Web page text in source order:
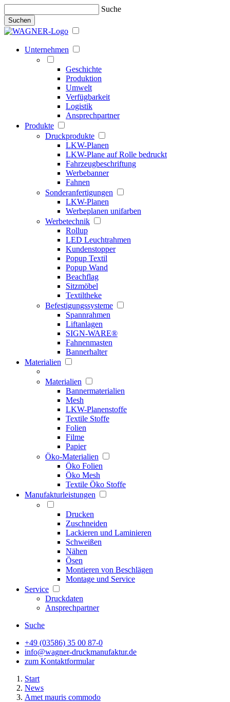
Suche
Suchen
Unternehmen
Geschichte
Produktion
Umwelt
Verfügbarkeit
Logistik
Ansprechpartner
Produkte
Druckprodukte
LKW-Planen
LKW-Plane auf Rolle bedruckt
Fahrzeugbeschriftung
Werbebanner
Fahnen
Sonderanfertigungen
LKW-Planen
Werbeplanen unifarben
Werbetechnik
Rollup
LED Leuchtrahmen
Kundenstopper
Popup Textil
Popup Wand
Beachflag
Sitzmöbel
Textiltheke
Befestigungssysteme
Spannrahmen
Liftanlagen
SIGN-WARE®
Fahnenmasten
Bannerhalter
Materialien
Materialien
Bannermaterialien
Mesh
LKW-Planenstoffe
Textile Stoffe
Folien
Filme
Papier
Öko-Materialien
Öko Folien
Öko Mesh
Textile Öko Stoffe
Manufakturleistungen
Drucken
Zuschneiden
Lackieren und Laminieren
Schweißen
Nähen
Ösen
Montieren von Beschlägen
Montage und Service
Service
Druckdaten
Ansprechpartner
Suche
+49 (03586) 35 00 87-0
info@wagner-druckmanufaktur.de
zum Kontaktformular
Start
News
Amet mauris commodo